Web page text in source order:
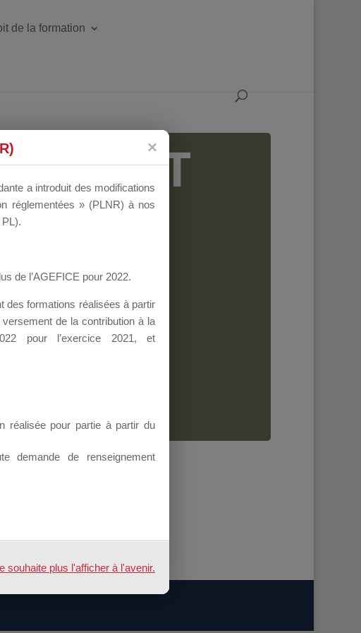
de la formation
du Dirigeant.
question.
a introduit des modifications
réglementées » (PLNR) à nos
de l’AGEFICE pour 2022.
des formations réalisées à partir
de la contribution à la
pour l’exercice 2021, et
réalisée pour partie à partir du
demande de renseignement
souhaite plus l'afficher à l'avenir.